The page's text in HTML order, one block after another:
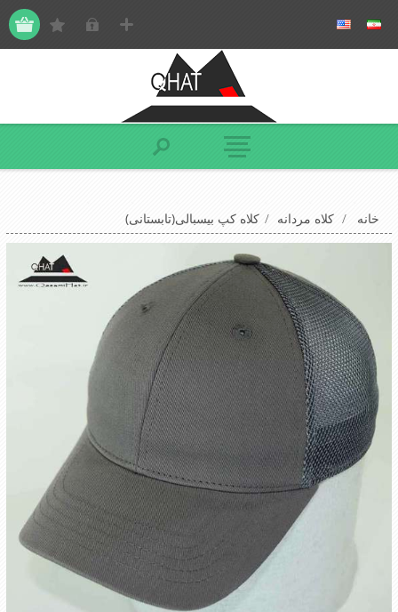
خانه / کلاه مردانه / کلاه کپ بیسبالی(تابستانی)